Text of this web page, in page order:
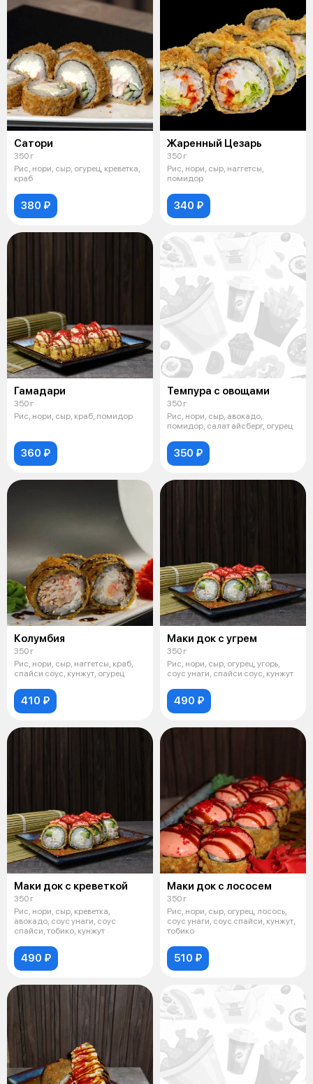
Сатори
350 г
Рис, нори, сыр, огурец, креветка,
краб
380 ₽
Жаренный Цезарь
350 г
Рис, нори, сыр, наггетсы,
помидор
340 ₽
Гамадари
350 г
Рис, нори, сыр, краб, помидор
360 ₽
Темпура с овощами
350 г
Рис, нори, сыр, авокадо,
помидор, салат айсберг, огурец
350 ₽
Колумбия
350 г
Рис, нори, сыр, наггетсы, краб,
спайси соус, кунжут, огурец
410 ₽
Маки док с угрем
350 г
Рис, нори, сыр, огурец, угорь,
соус унаги, спайси соус, кунжут
490 ₽
Маки док с креветкой
350 г
Рис, нори, сыр, креветка,
авокадо, соус унаги, соус
спайси, тобико, кунжут
490 ₽
Маки док с лососем
350 г
Рис, нори, сыр, огурец, лосось,
соус унаги, соус спайси, кунжут,
тобико
510 ₽